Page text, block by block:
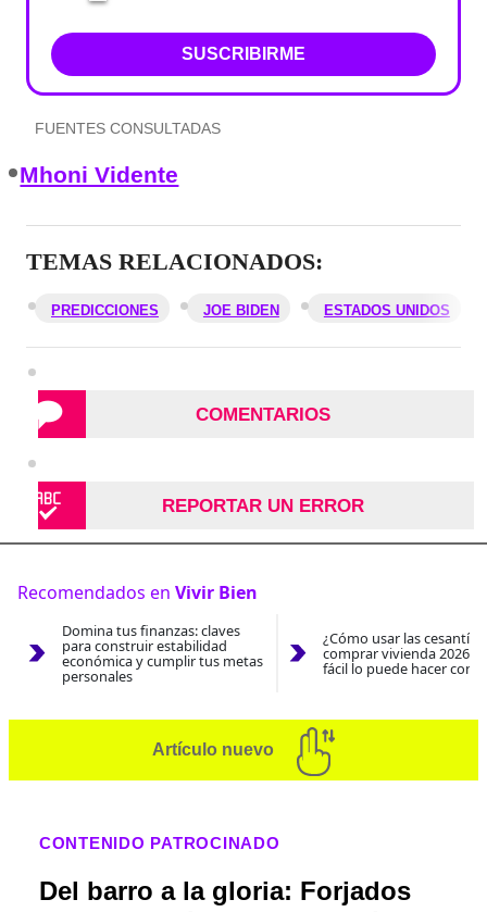
SUSCRIBIRME
FUENTES CONSULTADAS
Mhoni Vidente
TEMAS RELACIONADOS:
PREDICCIONES JOE BIDEN ESTADOS UNIDOS
COMENTARIOS
REPORTAR UN ERROR
Recomendados en Vivir Bien
Domina tus finanzas: claves
para construir estabilidad
económica y cumplir tus metas
personales
¿Cómo usar las
comprar vivienda 2026?
fácil lo puede hacer con
Artículo nuevo
CONTENIDO PATROCINADO
Del barro a la gloria: Forjados